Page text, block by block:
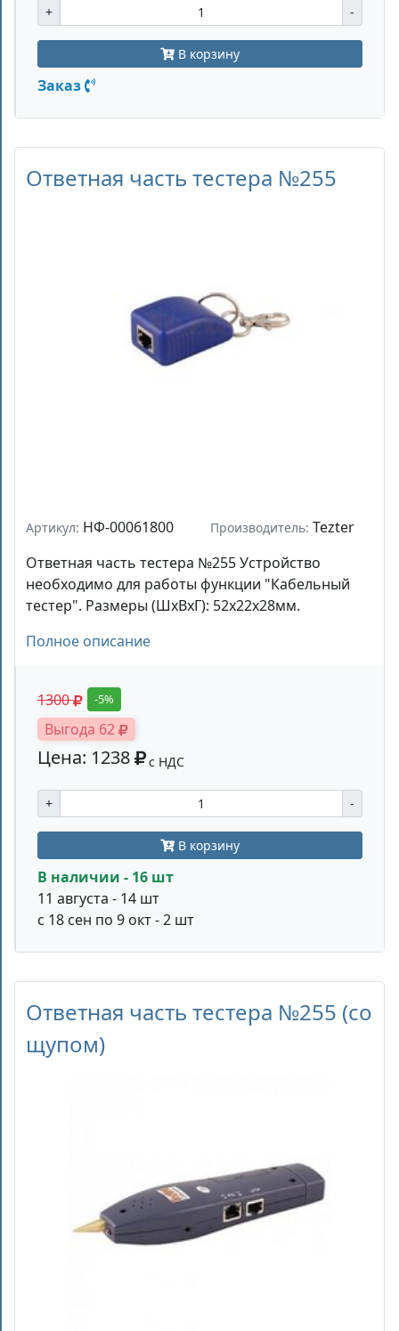
+ -
В корзину
Заказ
Ответная часть тестера №255
Артикул: НФ-00061800 Производитель: Tezter
Ответная часть тестера №255 Устройство
необходимо для работы функции "Кабельный
тестер". Размеры (ШхВхГ): 52x22x28мм.
Полное описание
1300 -5%
Выгода 62
Цена: 1238 с НДС
+ -
В корзину
В наличии - 16 шт
11 августа - 14 шт
с 18 сен по 9 окт - 2 шт
Ответная часть тестера №255 (со
щупом)